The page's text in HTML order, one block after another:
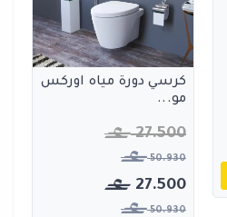
كرسي دورة مياه اوركس
مو...
27.500
50.930
27.500
50.930